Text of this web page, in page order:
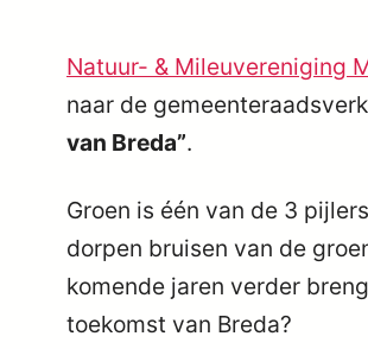
Natuur- & Mileuvereniging
naar de
van Breda”.
Groen is één van de 3
dorpen bruisen van de
komende jaren verder
toekomst van Breda?